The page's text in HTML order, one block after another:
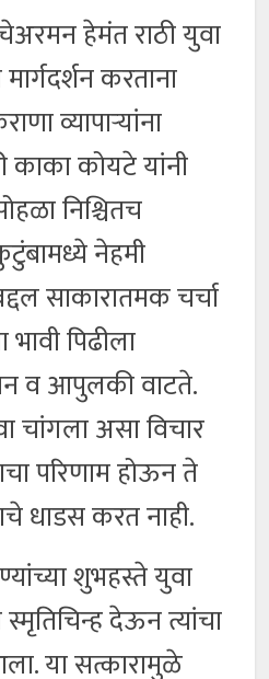
हेमंत राठी युवा
मार्गदर्शन करताना
व्यापाऱ्यांना
काका कोयटे यांनी
निश्चितच
नेहमी
साकारातमक चर्चा
पिढीला
व आपुलकी वाटते.
चांगला असा विचार
परिणाम होऊन ते
धाडस करत नाही.
शुभहस्ते युवा
स्मृतिचिन्ह देऊन त्यांचा
या सत्कारामुळे